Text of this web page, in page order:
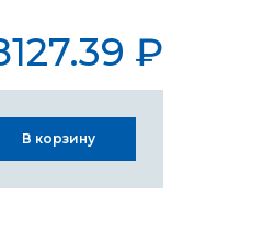
₽
В корзину